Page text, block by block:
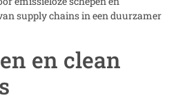
supply chains in een duurzamer
en clean